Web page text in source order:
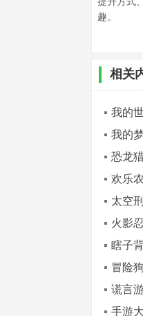
趣。
相关
我的
我的
恐龙
欢乐
太空
火影
瞎子
冒险
谎言
手游